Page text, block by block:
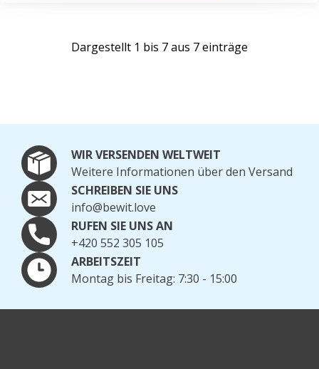
Dargestellt 1 bis 7 aus 7 einträge
WIR VERSENDEN WELTWEIT
Weitere Informationen über den Versand
SCHREIBEN SIE UNS
info@bewit.love
RUFEN SIE UNS AN
+420 552 305 105
ARBEITSZEIT
Montag bis Freitag: 7:30 - 15:00